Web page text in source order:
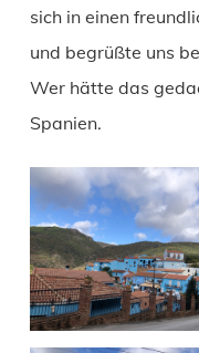
sich in einen
und begrüßte uns
Wer hätte das
Spanien.